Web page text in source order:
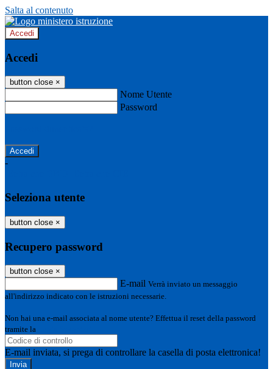
Salta al contenuto
Accedi
Accedi
button close ×
Nome Utente
Password
-
Seleziona utente
button close ×
Recupero password
button close ×
E-mail Verrà inviato un messaggio
all'indirizzo indicato con le istruzioni necessarie.
Non hai una e-mail associata al nome utente? Effettua il reset della password
tramite la
E-mail inviata, si prega di controllare la casella di posta elettronica!